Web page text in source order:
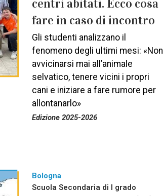
centri abitati. Ecco cosa
fare in caso di incontro
Gli studenti analizzano il
fenomeno degli ultimi mesi: «Non
avvicinarsi mai all’animale
selvatico, tenere vicini i propri
cani e iniziare a fare rumore per
allontanarlo»
Edizione 2025-2026
Bologna
Scuola Secondaria di I grado